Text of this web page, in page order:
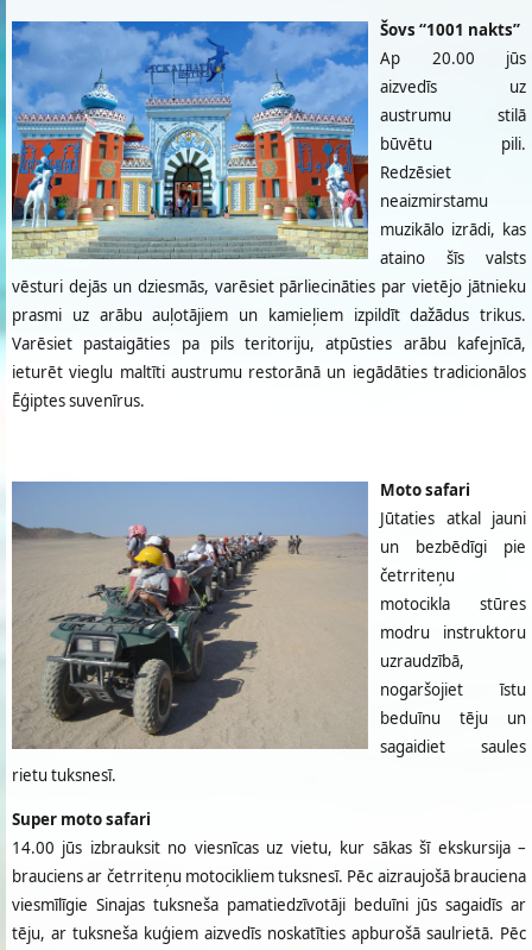
Šovs “1001 nakts”
Ap 20.00 jūs
aizvedīs uz
austrumu stilā
būvētu pili.
Redzēsiet
neaizmirstamu
muzikālo izrādi, kas
ataino šīs valsts
vēsturi dejās un dziesmās, varēsiet pārliecināties par vietējo jātnieku
prasmi uz arābu auļotājiem un kamieļiem izpildīt dažādus trikus.
Varēsiet pastaigāties pa pils teritoriju, atpūsties arābu kafejnīcā,
ieturēt vieglu maltīti austrumu restorānā un iegādāties tradicionālos
Ēģiptes suvenīrus.
Moto safari
Jūtaties atkal jauni
un bezbēdīgi pie
četrriteņu
motocikla stūres
modru instruktoru
uzraudzībā,
nogaršojiet īstu
beduīnu tēju un
sagaidiet saules
rietu tuksnesī.
Super moto safari
14.00 jūs izbrauksit no viesnīcas uz vietu, kur sākas šī ekskursija –
brauciens ar četrriteņu motocikliem tuksnesī. Pēc aizraujošā brauciena
viesmīlīgie Sinajas tuksneša pamatiedzīvotāji beduīni jūs sagaidīs ar
tēju, ar tuksneša kuģiem aizvedīs noskatīties apburošā saulrietā. Pēc